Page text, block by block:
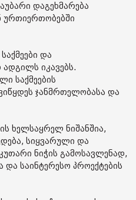
დაგეხმარება
ურთიერთობებში
და
ადგილს იკავებს.
საქმეების
ჯანმრთელობასა და
ხელსაყრელ ნიშანშია,
სიყვარული და
ნიჭის გამოსავლენად,
საინტერესო პროექტების